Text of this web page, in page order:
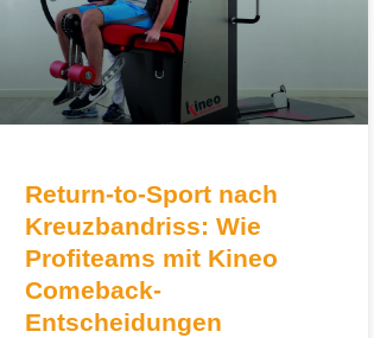
Return-to-Sport nach
Kreuzbandriss: Wie
Profiteams mit Kineo
Comeback-
Entscheidungen